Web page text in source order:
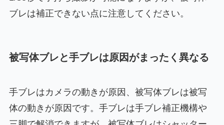
ブレは補正できない点に注意してください。
被写体ブレと手ブレは原因がまったく異なる
手ブレはカメラの動きが原因、被写体ブレは被写
体の動きが原因です。手ブレは手ブレ補正機構や